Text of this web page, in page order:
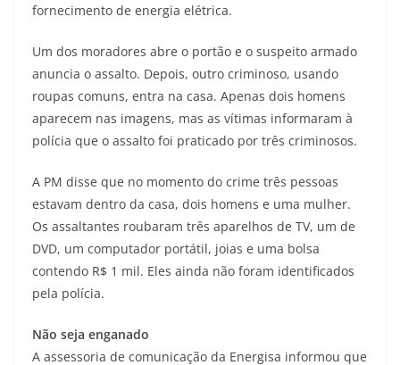
fornecimento de energia elétrica.
Um dos moradores abre o portão e o suspeito armado
anuncia o assalto. Depois, outro criminoso, usando
roupas comuns, entra na casa. Apenas dois homens
aparecem nas imagens, mas as vítimas informaram à
polícia que o assalto foi praticado por três criminosos.
A PM disse que no momento do crime três pessoas
estavam dentro da casa, dois homens e uma mulher.
Os assaltantes roubaram três aparelhos de TV, um de
DVD, um computador portátil, joias e uma bolsa
contendo R$ 1 mil. Eles ainda não foram identificados
pela polícia.
Não seja enganado
A assessoria de comunicação da Energisa informou que